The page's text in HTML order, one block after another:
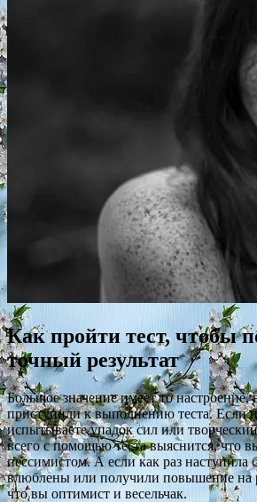
Как пройти тест, чтобы
точный результат
Большое значение имеет то настроение,
приступили к выполнению теста. Если
испытываете упадок сил или
всего с помощью теста выяснится, что
пессимистом. А если как раз наступила
влюблены или получили повышение на
что вы оптимист и весельчак.